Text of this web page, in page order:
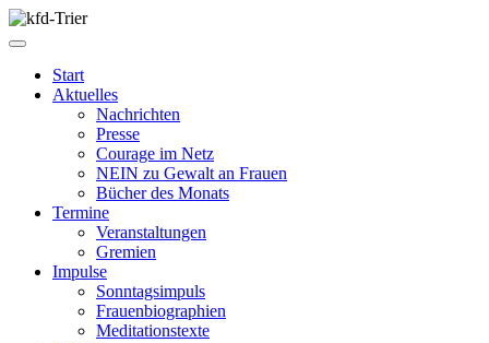
Start
Aktuelles
Nachrichten
Presse
Courage im Netz
NEIN zu Gewalt an Frauen
Bücher des Monats
Termine
Veranstaltungen
Gremien
Impulse
Sonntagsimpuls
Frauenbiographien
Meditationstexte